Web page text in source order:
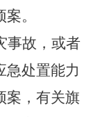
。
事故，或者
急处置能力
案，有关旗